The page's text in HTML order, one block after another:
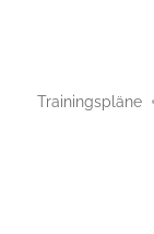
Trainingspläne